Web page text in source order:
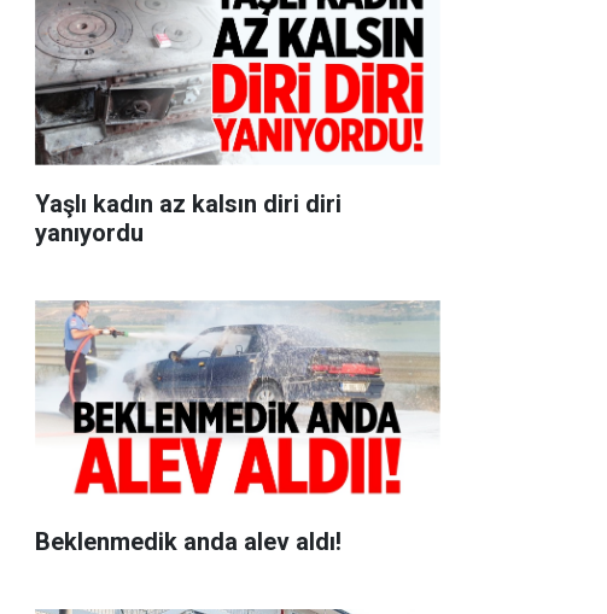
Yaşlı kadın az kalsın diri diri
yanıyordu
Beklenmedik anda alev aldı!